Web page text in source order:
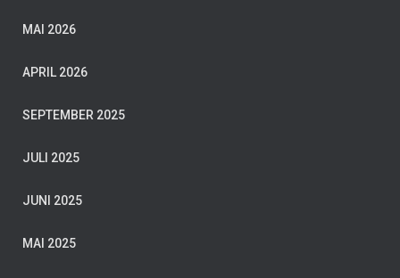
MAI 2026
APRIL 2026
SEPTEMBER 2025
JULI 2025
JUNI 2025
MAI 2025